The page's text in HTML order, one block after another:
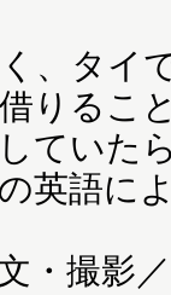
、タイ
りるこ
ていた
英語に
・撮影